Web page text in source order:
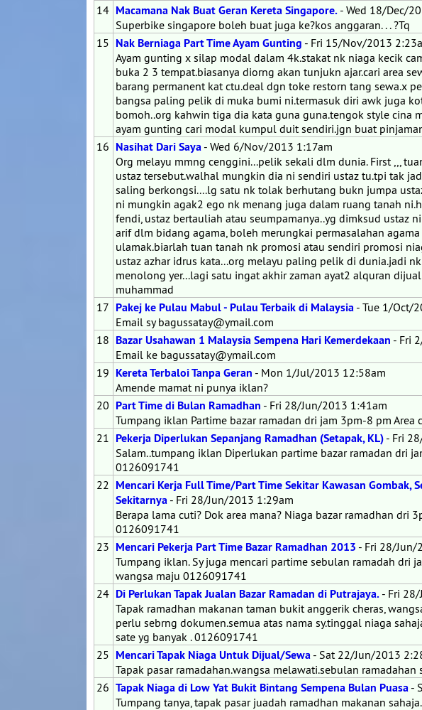
14 Macamana Nak Buat Geran Kereta Singapore. - Wed 18/Dec/
Superbike singapore boleh buat juga ke?kos anggaran. . . ?Tq
15 Nak Berniaga Part Time Ayam Gunting - Fri 15/Nov/2013
Ayam gunting x silap modal dalam 4k.stakat nk niaga kecik
buka 2 3 tempat.biasanya diorng akan tunjukn ajar.cari area
barang permanent kat ctu.deal dgn toke restorn tang sewa.x
bangsa paling pelik di muka bumi ni.termasuk diri awk juga
bomoh..org kahwin tiga dia kata guna guna.tengok style cina
ayam gunting cari modal kumpul duit sendiri.jgn buat
16 Nasihat Dari Saya - Wed 6/Nov/2013 1:17am
Org melayu mmng cenggini...pelik sekali dlm dunia. First ,,,
ustaz tersebut.walhal mungkin dia ni sendiri ustaz tu.tpi tak
saling berkongsi....lg satu nk tolak berhutang bukn jumpa
ni mungkin agak2 ego nk menang juga dalam ruang tanah
fendi, ustaz bertauliah atau seumpamanya..yg dimksud ustaz
arif dlm bidang agama, boleh merungkai permasalahan
ulamak.biarlah tuan tanah nk promosi atau sendiri promosi
ustaz azhar idrus kata...org melayu paling pelik di dunia.jadi
menolong yer...lagi satu ingat akhir zaman ayat2 alquran
muhammad
17 Pakej ke Pulau Mabul - Pulau Terbaik di Malaysia - Tue 1/Oct/
Email sy bagussatay@ymail.com
18 Bazar Usahawan 1 Malaysia Sempena Hari Kemerdekaan - Fri
Email ke bagussatay@ymail.com
19 Kereta Terbaloi Tanpa Geran - Mon 1/Jul/2013 12:58am
Amende mamat ni punya iklan?
20 Part Time di Bulan Ramadhan - Fri 28/Jun/2013 1:41am
Tumpang iklan Partime bazar ramadan dri jam 3pm-8 pm
21 Pekerja Diperlukan Sepanjang Ramadhan (Setapak, KL) - Fri
Salam..tumpang iklan Diperlukan partime bazar ramadan dri
0126091741
22 Mencari Kerja Full Time/Part Time Sekitar Kawasan Gombak,
Sekitarnya - Fri 28/Jun/2013 1:29am
Berapa lama cuti? Dok area mana? Niaga bazar ramadhan dri
0126091741
23 Mencari Pekerja Part Time Bazar Ramadhan 2013 - Fri 28/Jun/
Tumpang iklan. Sy juga mencari partime sebulan ramadah dri
wangsa maju 0126091741
24 Di Perlukan Tapak Jualan Bazar Ramadan di Putrajaya. - Fri
Tapak ramadhan makanan taman bukit anggerik cheras,
perlu sebrng dokumen.semua atas nama sy.tinggal niaga
sate yg banyak . 0126091741
25 Mencari Tapak Niaga Untuk Dijual/Sewa - Sat 22/Jun/2013
Tapak pasar ramadahan.wangsa melawati.sebulan
26 Tapak Niaga di Low Yat Bukit Bintang Sempena Bulan Puasa -
Tumpang tanya, tapak pasar juadah ramadhan makanan